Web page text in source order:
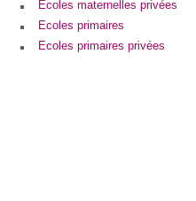
Ecoles maternelles privées
Ecoles primaires
Ecoles primaires privées